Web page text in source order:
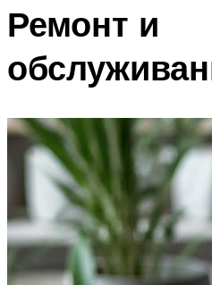
Ремонт и